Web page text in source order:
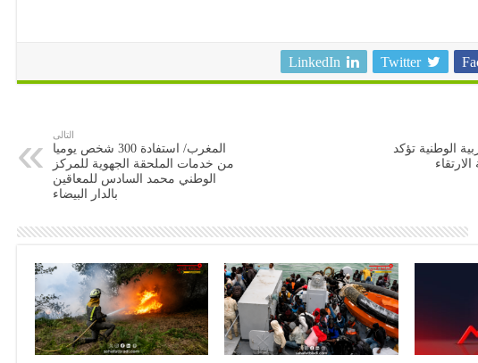
Twitter
LinkedIn
الوطنية تؤكد
التالى
المغرب/ استفادة 300 شخص يوميا
من خدمات الملحقة الجهوية للمركز
الوطني محمد السادس للمعاقين
بالدار البيضاء